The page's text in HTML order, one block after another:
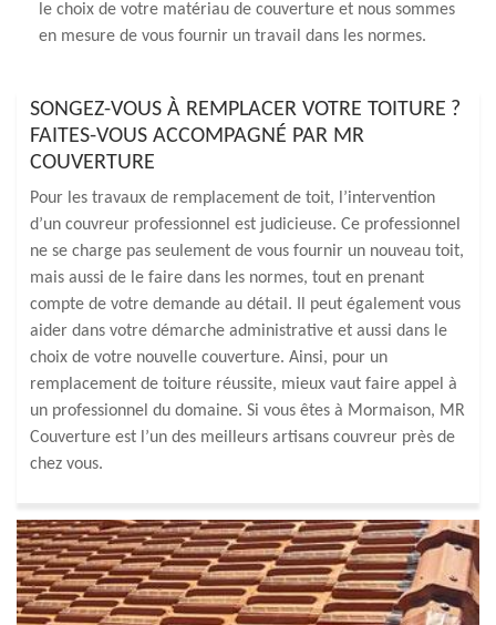
le choix de votre matériau de couverture et nous sommes
en mesure de vous fournir un travail dans les normes.
SONGEZ-VOUS À REMPLACER VOTRE TOITURE ?
FAITES-VOUS ACCOMPAGNÉ PAR MR
COUVERTURE
Pour les travaux de remplacement de toit, l’intervention
d’un couvreur professionnel est judicieuse. Ce professionnel
ne se charge pas seulement de vous fournir un nouveau toit,
mais aussi de le faire dans les normes, tout en prenant
compte de votre demande au détail. Il peut également vous
aider dans votre démarche administrative et aussi dans le
choix de votre nouvelle couverture. Ainsi, pour un
remplacement de toiture réussite, mieux vaut faire appel à
un professionnel du domaine. Si vous êtes à Mormaison, MR
Couverture est l’un des meilleurs artisans couvreur près de
chez vous.